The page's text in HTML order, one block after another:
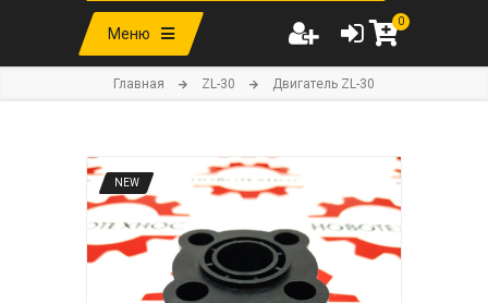
Меню
0
Главная ZL-30 Двигатель ZL-30
NEW